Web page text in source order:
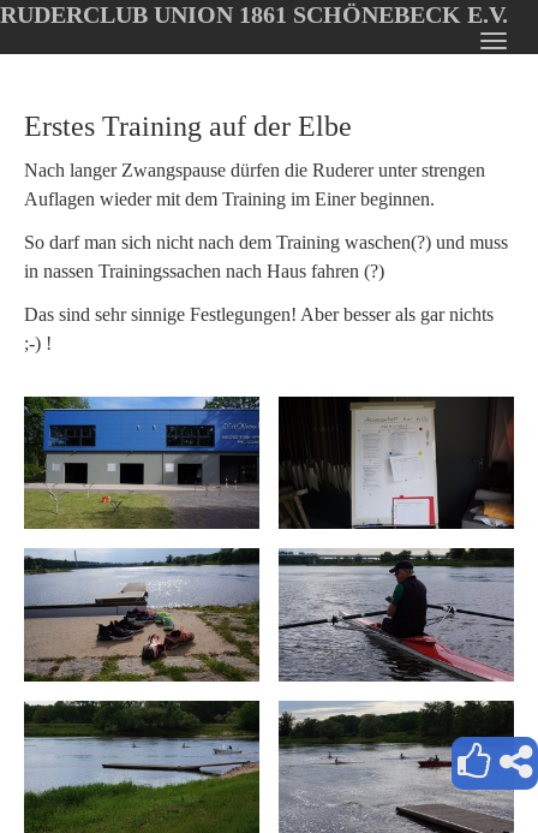
Oops, an error occurred! Code: 202608100336171af16069
main
RUDERCLUB UNION 1861 SCHÖNEBECK E.V.
Erstes Training auf der Elbe
Nach langer Zwangspause dürfen die Ruderer unter strengen
Auflagen wieder mit dem Training im Einer beginnen.
So darf man sich nicht nach dem Training waschen(?) und muss
in nassen Trainingssachen nach Haus fahren (?)
Das sind sehr sinnige Festlegungen! Aber besser als gar nichts
;-) !